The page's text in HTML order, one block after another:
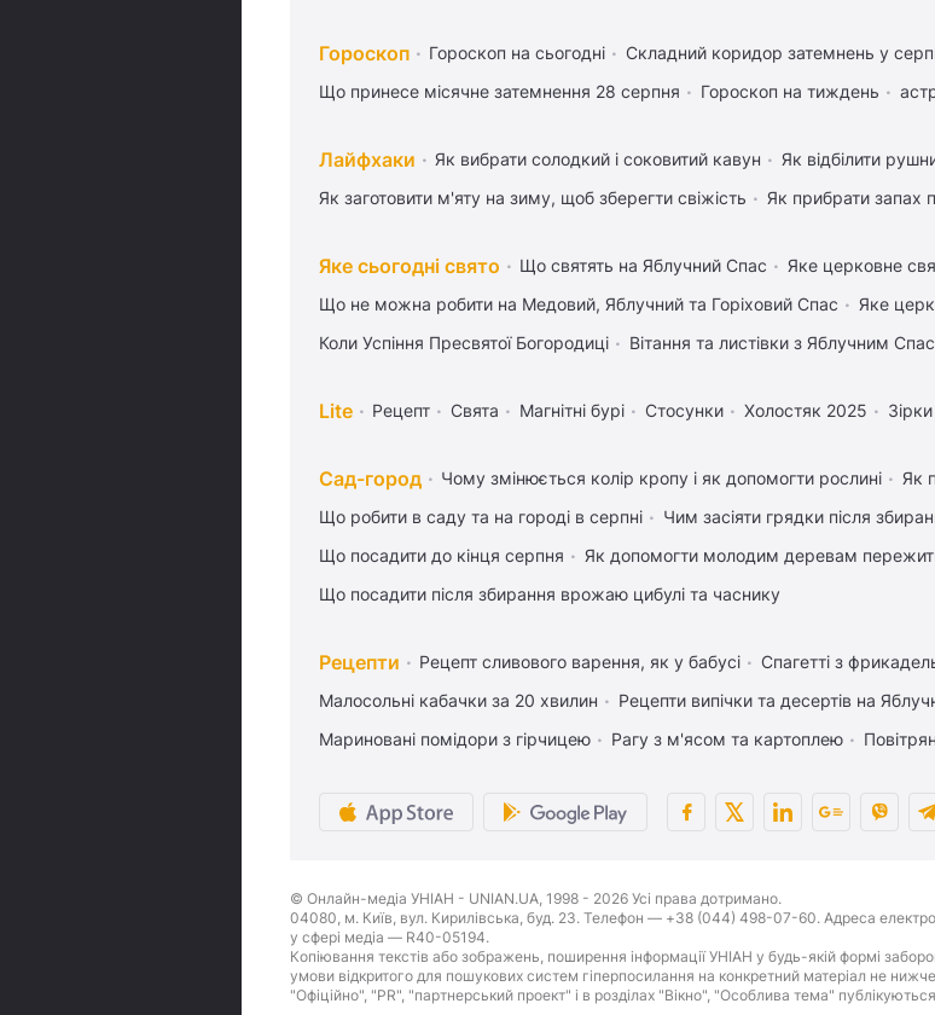
Гороскоп Гороскоп на сьогодні Складний коридор затемнень у
Що принесе місячне затемнення 28 серпня
Гороскоп на тиждень
Лайфхаки Як вибрати солодкий і соковитий кавун Як відбілити
Як заготовити м'яту на зиму, щоб зберегти свіжість
Як прибрати запах
Яке сьогодні свято Що святять на Яблучний Спас
Яке церковне
Що не можна робити на Медовий, Яблучний та Горіховий Спас
Яке
Коли Успіння Пресвятої Богородиці
Вітання та листівки з Яблучним
Lite Рецепт Свята Магнітні бурі Стосунки Холостяк 2025 Зірки
Сад-город Чому змінюється колір кропу і як допомогти рослині
Як
Що робити в саду та на городі в серпні
Чим засіяти грядки після
Що посадити до кінця серпня
Як допомогти молодим деревам
Що посадити після збирання врожаю цибулі та часнику
Рецепти Рецепт сливового варення, як у бабусі Спагетті з
Малосольні кабачки за 20 хвилин
Рецепти випічки та десертів на
Мариновані помідори з гірчицею
Рагу з м'ясом та картоплею
© Онлайн-медіа УНІАН - UNIAN.UA, 1998 - 2026 Усі права дотримано.
04080, м. Київ, вул. Кирилівська, буд. 23. Телефон — +38 (044) 498-07-60. Адреса
у сфері медіа — R40-05194.
Копіювання текстів або зображень, поширення інформації УНІАН у будь-якій формі
умови відкритого для пошукових систем гіперпосилання на конкретний матеріал не
"Офіційно", "PR", "партнерський проект" і в розділах "Вікно", "Особлива тема"